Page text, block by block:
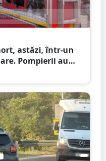
astăzi, într-un
Pompierii au